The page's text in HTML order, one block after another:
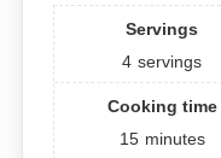
Servings
4 servings
Cooking time
15 minutes